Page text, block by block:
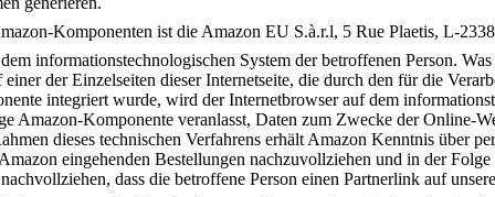
Komponenten ist die Amazon EU S.à.r.l, 5 Rue Plaetis, L-
informationstechnologischen System der betroffenen Person.
der Einzelseiten dieser Internetseite, die durch den für die
integriert wurde, wird der Internetbrowser auf dem
Amazon-Komponente veranlasst, Daten zum Zwecke der Online-
dieses technischen Verfahrens erhält Amazon Kenntnis über
eingehenden Bestellungen nachzuvollziehen und in der
dass die betroffene Person einen Partnerlink auf